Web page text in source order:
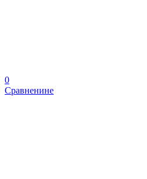
0
Сравненине